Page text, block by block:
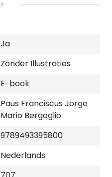
Ja
Zonder Illustraties
E-book
Paus Franciscus Jorge
Mario Bergoglio
9789493395800
Nederlands